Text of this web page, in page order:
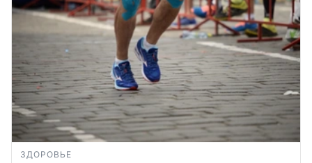
ЗДОРОВЬЕ